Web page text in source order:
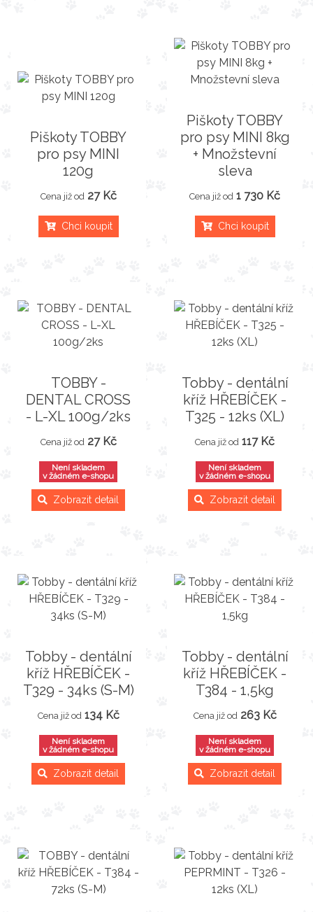
Piškoty TOBBY
pro psy MINI
120g
Cena již od 27 Kč
Chci koupit
Piškoty TOBBY
pro psy MINI 8kg
+ Množstevní
sleva
Cena již od 1 730 Kč
Chci koupit
TOBBY -
DENTAL CROSS
- L-XL 100g/2ks
Cena již od 27 Kč
Není skladem
v žádném e-shopu
Zobrazit detail
Tobby - dentální
kříž HŘEBÍČEK -
T325 - 12ks (XL)
Cena již od 117 Kč
Není skladem
v žádném e-shopu
Zobrazit detail
Tobby - dentální
kříž HŘEBÍČEK -
T329 - 34ks (S-M)
Cena již od 134 Kč
Není skladem
v žádném e-shopu
Zobrazit detail
Tobby - dentální
kříž HŘEBÍČEK -
T384 - 1,5kg
Cena již od 263 Kč
Není skladem
v žádném e-shopu
Zobrazit detail